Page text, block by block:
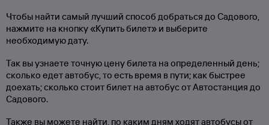
Чтобы найти самый лучший способ добраться до Садового,
нажмите на кнопку «Купить билет» и выберите
необходимую дату.
Так вы узнаете точную цену билета на определенный день;
сколько едет автобус, то есть время в пути; как быстрее
доехать; сколько стоит билет на автобус от Автостанция до
Садового.
Также вы можете найти, по каким дням ходят автобусы от